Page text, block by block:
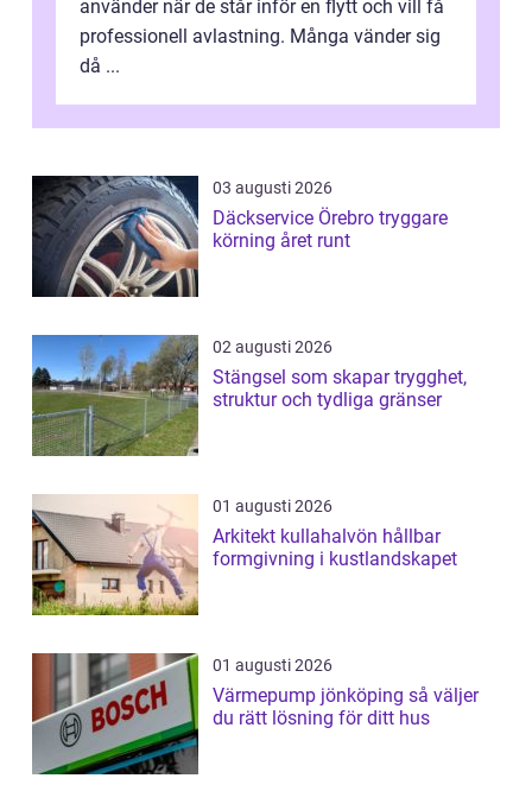
använder när de står inför en flytt och vill få
professionell avlastning. Många vänder sig
då ...
03 augusti 2026
Däckservice Örebro tryggare
körning året runt
02 augusti 2026
Stängsel som skapar trygghet,
struktur och tydliga gränser
01 augusti 2026
Arkitekt kullahalvön hållbar
formgivning i kustlandskapet
01 augusti 2026
Värmepump jönköping så väljer
du rätt lösning för ditt hus